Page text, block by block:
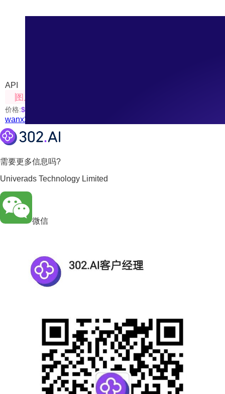
API
图片处理
价格:$0.03
wanx2.1-imageedit
需要更多信息吗?
Univerads Technology Limited
微信